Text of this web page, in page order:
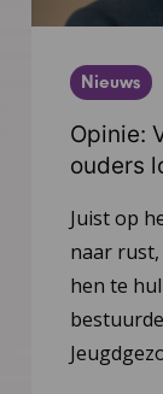
Nieuws
Opinie:
ouders
Juist op
naar rust,
hen te